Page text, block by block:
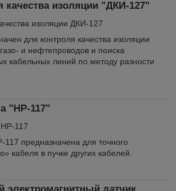
качества изоляции "ДКИ-127"
для контроля качества изоляции
и нефтепроводов и поиска
кабельных линий по методу разности
"НР-117"
предназначена для точного
кабеля в пучке других кабелей.